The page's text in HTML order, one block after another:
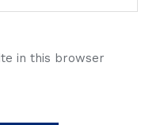
in this browser